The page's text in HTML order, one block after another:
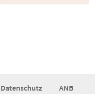
Datenschutz ANB